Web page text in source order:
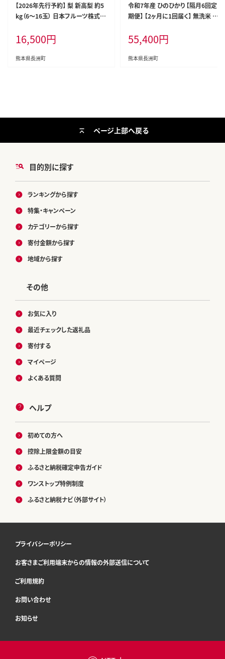
【2026年先行予約】 梨 新高梨 約5
kg（6～16玉） 日本フルーツ株式会
県 荒尾市 新高梨 梨 果物 フルーツ
スイーツ デザート ギフト ご贈答---
sn_nfntn_ad9_r8_16500_5kg--
16,500円
熊本県長洲町
令和7年産 ひのひかり 【隔月6回定
期便】 【2ヶ月に1回届く】 無洗米 5k
込み翌月から出荷》 熊本県産 精米
ひの 米 こめ お米 熊本県 長洲町---
hn7tei_55400_5kg_ev2mo6_n
55,400円
熊本県長洲町
目的別に探す
ランキングから探す
特集・キャンペーン
カテゴリーから探す
寄付金額から探す
地域から探す
その他
お気に入り
最近チェックした返礼品
寄付する
マイページ
よくある質問
ヘルプ
初めての方へ
控除上限金額の目安
ふるさと納税確定申告ガイド
ワンストップ特例制度
ふるさと納税ナビ（外部サイト）
ページ上部へ戻る
プライバシーポリシー
お客さまご利用端末からの情報の外部送信について
ご利用規約
お問い合わせ
お知らせ